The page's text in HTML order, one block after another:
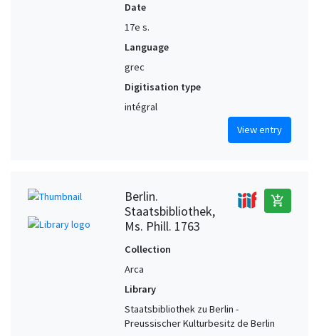
Date
17e s.
Language
grec
Digitisation type
intégral
View entry
Berlin.
Staatsbibliothek,
Ms. Phill. 1763
add_shopping_cart
Collection
Arca
Library
Staatsbibliothek zu Berlin -
Preussischer Kulturbesitz de Berlin